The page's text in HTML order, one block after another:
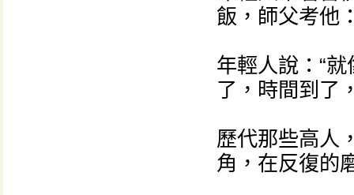
飯，師父考他
年輕人說：“
了，時間到了
歷代那些高人
角，在反復的